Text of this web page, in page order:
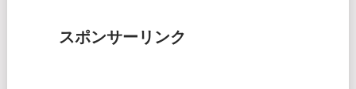
スポンサーリンク